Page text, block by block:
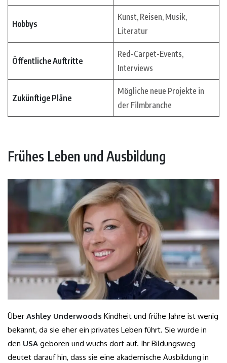
Hobbys
Kunst, Reisen, Musik,
Literatur
Öffentliche Auftritte
Red-Carpet-Events,
Interviews
Zukünftige Pläne
Mögliche neue Projekte in
der Filmbranche
Frühes Leben und Ausbildung
Über Ashley Underwoods Kindheit und frühe Jahre ist wenig
bekannt, da sie eher ein privates Leben führt. Sie wurde in
den USA geboren und wuchs dort auf. Ihr Bildungsweg
deutet darauf hin, dass sie eine akademische Ausbildung in